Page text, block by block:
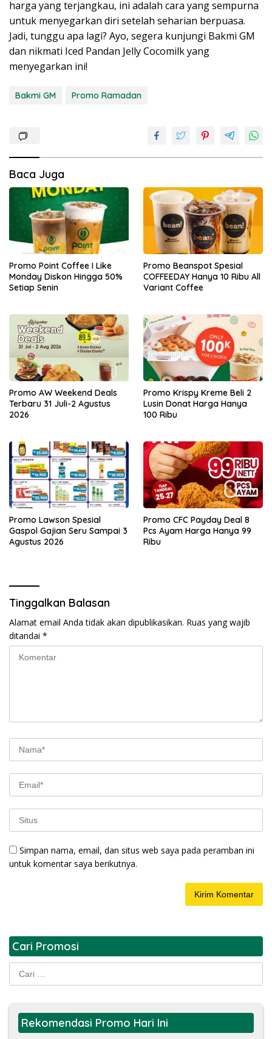
harga yang terjangkau, ini adalah cara yang sempurna
untuk menyegarkan diri setelah seharian berpuasa.
Jadi, tunggu apa lagi? Ayo, segera kunjungi Bakmi GM
dan nikmati Iced Pandan Jelly Cocomilk yang
menyegarkan ini!
Bakmi GM Promo Ramadan
Baca Juga
Promo Point Coffee I Like
Monday Diskon Hingga 50%
Setiap Senin
Promo Beanspot Spesial
COFFEEDAY Hanya 10 Ribu All
Variant Coffee
Promo AW Weekend Deals
Terbaru 31 Juli-2 Agustus
2026
Promo Krispy Kreme Beli 2
Lusin Donat Harga Hanya
100 Ribu
Promo Lawson Spesial
Gaspol Gajian Seru Sampai 3
Agustus 2026
Promo CFC Payday Deal 8
Pcs Ayam Harga Hanya 99
Ribu
Tinggalkan Balasan
Alamat email Anda tidak akan dipublikasikan. Ruas yang wajib
ditandai *
Simpan nama, email, dan situs web saya pada peramban ini
untuk komentar saya berikutnya.
Cari Promosi
Cari
untuk:
Rekomendasi Promo Hari Ini